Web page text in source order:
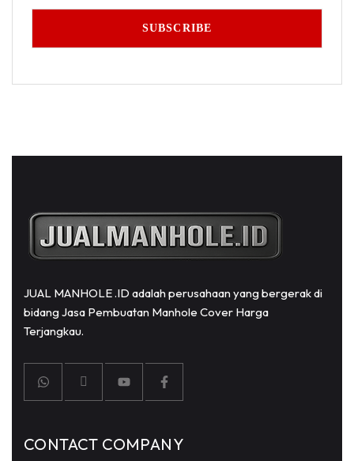
JUAL MANHOLE .ID adalah perusahaan yang bergerak di
bidang Jasa Pembuatan Manhole Cover Harga
Terjangkau.
CONTACT COMPANY